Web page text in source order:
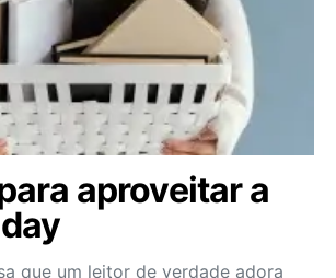
aproveitar a
que um leitor de verdade adora